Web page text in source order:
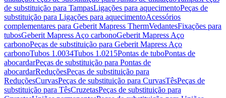
de substituição para TampasLigações para aquecimentoPeças de
substituição para Ligações para aquecimentoAcessórios
complementares para Geberit Mapress ThermVedantesFixações para
tubosGeberit Mapress Aço carbonoGeberit Mapress Aço
carbonoPeças de substituição para Geberit Mapress Aço
carbonoTubos 1.0034Tubos 1.0215Pontas de tuboPontas de
abocardarPeças de substituição para Pontas de
abocardarReduçõesPeças de substituição para
ReduçõesCurvasPeças de substituição para CurvasTêsPeças de
substituição para TêsCruzetasPeças de substituição para